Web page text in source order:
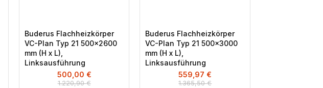
Buderus Flachheizkörper
VC-Plan Typ 21 500×2600
mm (H x L),
Linksausführung
1.220,90€
500,00 €
Buderus Flachheizkörper
VC-Plan Typ 21 500×3000
mm (H x L),
Linksausführung
1.365,50€
559,97 €